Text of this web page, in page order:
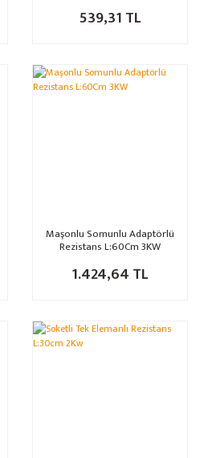
539,31 TL
Maşonlu Somunlu Adaptörlü
Rezistans L:60Cm 3KW
1.424,64 TL